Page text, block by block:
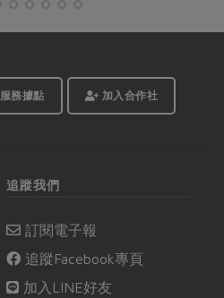
貿易組織合作，從源頭
與人道價值，緩慢而踏
實地走著屬於自己的時
服務據點 加入合作社
追蹤我們
訂閱電子報
追蹤Facebook專頁
加入LINE好友